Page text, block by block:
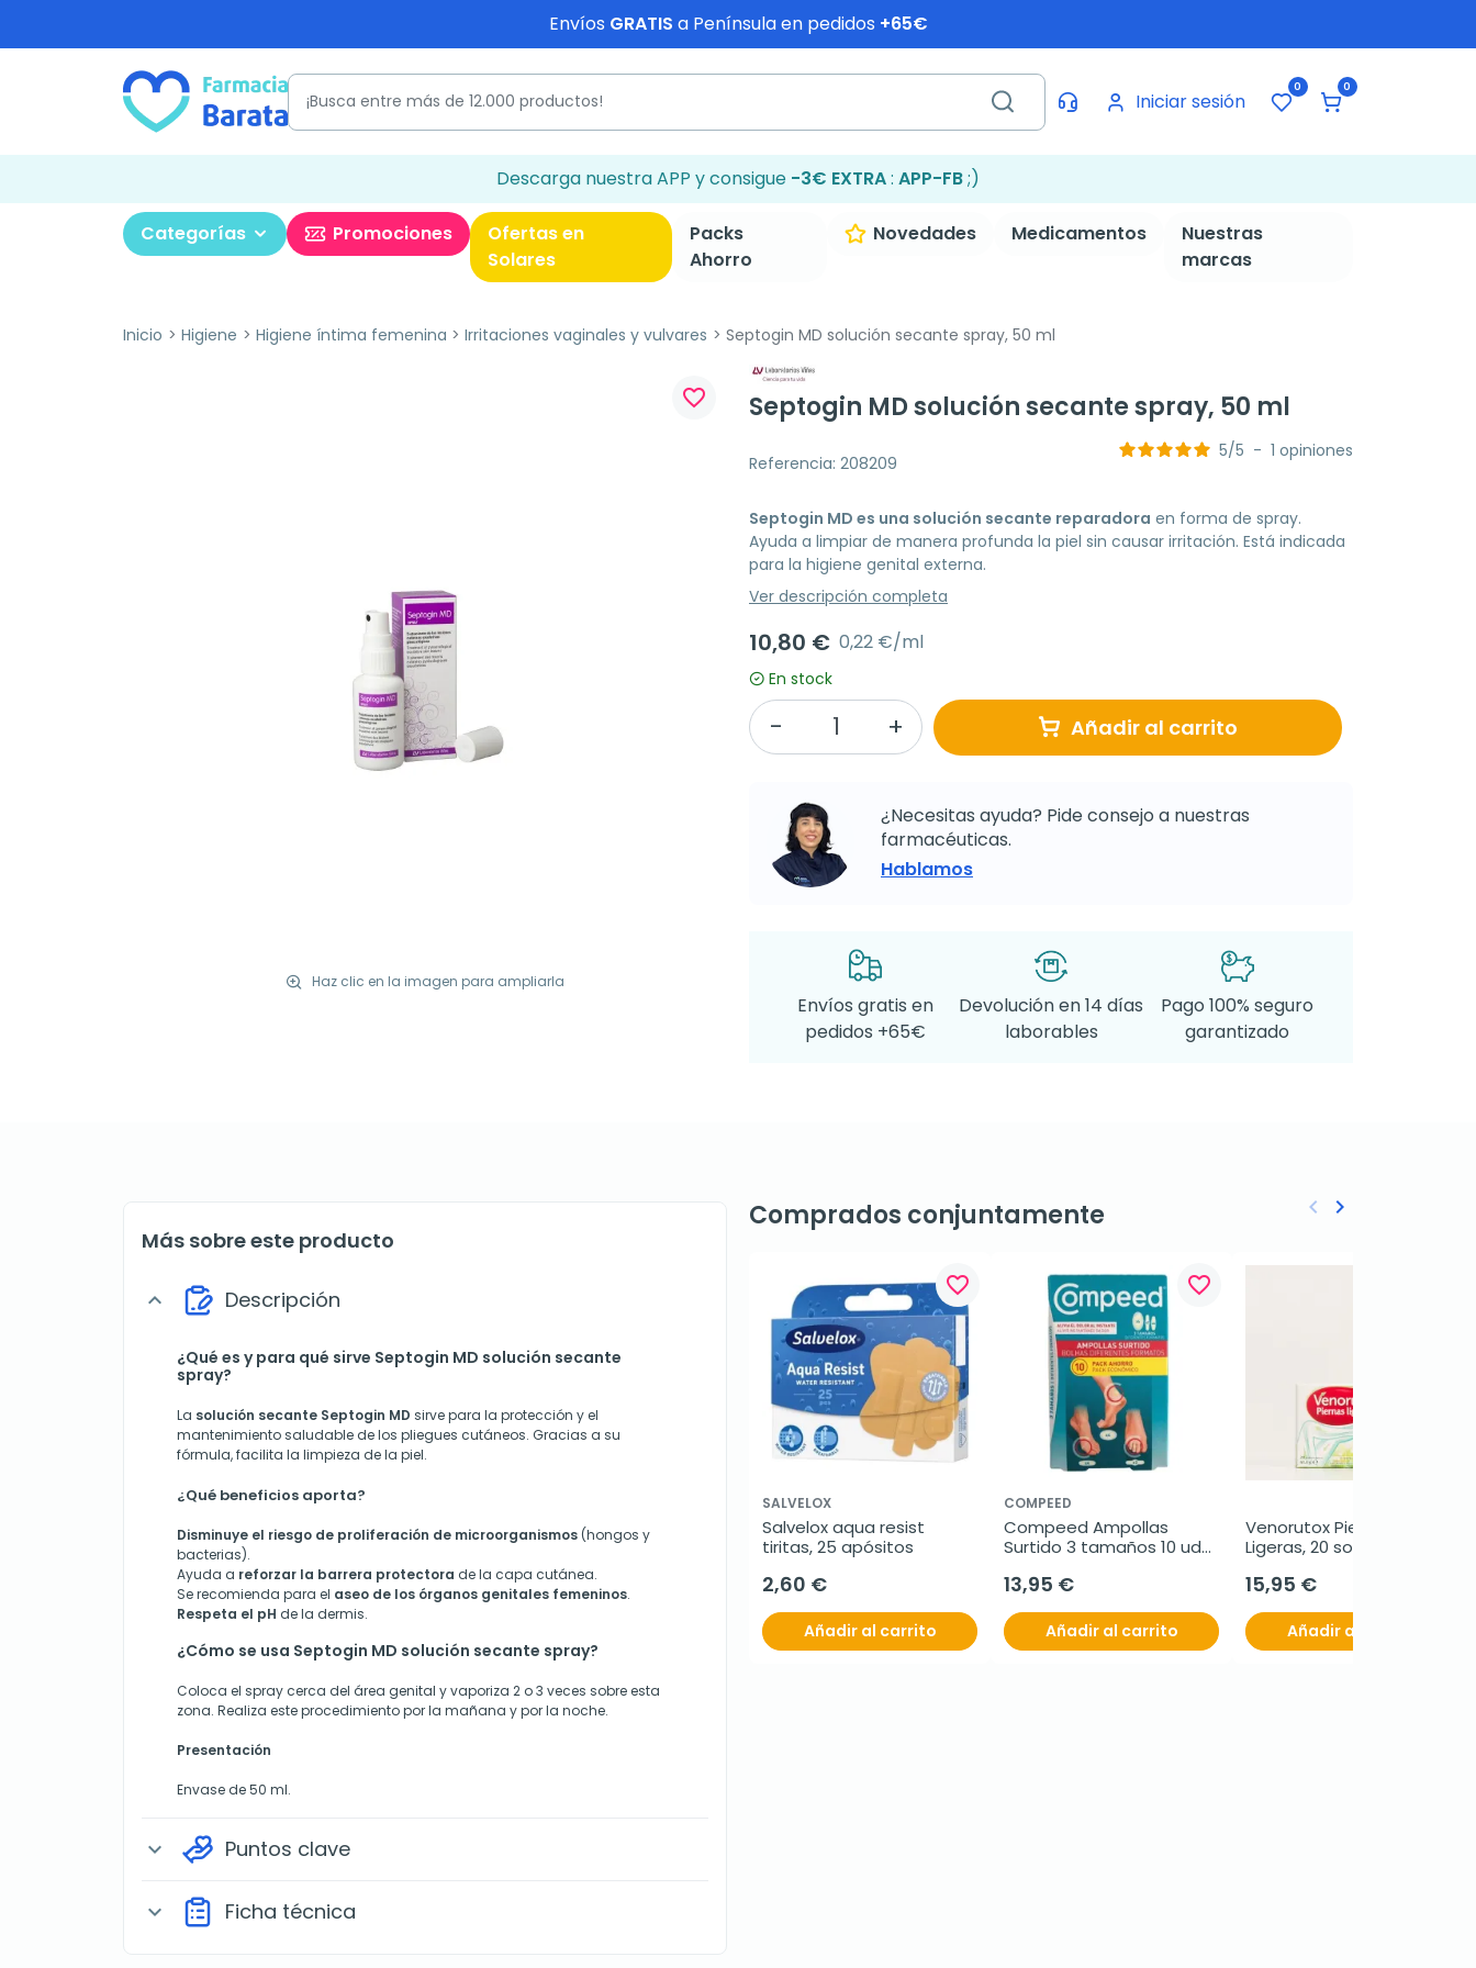
Envíos GRATIS a Península en pedidos +65€
Iniciar sesión
0 0
Descarga nuestra APP y consigue -3€ EXTRA: APP-FB;)
Categorías Promociones
Ofertas en
Solares
Packs
Ahorro
Novedades Medicamentos
Nuestras
marcas
Inicio Higiene Higiene íntima femenina Irritaciones vaginales y vulvares Septogin MD solución secante spray, 50 ml
Haz clic en la imagen para ampliarla
favorite_border Septogin MD solución secante spray, 50 ml
Referencia: 208209
5/5 - 1 opiniones
Septogin MD es una solución secante reparadora en forma de spray.
Ayuda a limpiar de manera profunda la piel sin causar irritación. Está indicada
para la higiene genital externa.
Ver descripción completa
10,80 € 0,22 €/ml
En stock
Añadir al carrito
¿Necesitas ayuda? Pide consejo a nuestras
farmacéuticas.
Hablamos
Envíos gratis en
pedidos +65€
Devolución en 14 días
laborables
Pago 100% seguro
garantizado
Más sobre este producto
expand_more Descripción
¿Qué es y para qué sirve Septogin MD solución secante
spray?
La solución secante Septogin MD sirve para la protección y el
mantenimiento saludable de los pliegues cutáneos. Gracias a su
fórmula, facilita la limpieza de la piel.
¿Qué beneficios aporta?
Disminuye el riesgo de proliferación de microorganismos (hongos y
bacterias).
Ayuda a reforzar la barrera protectora de la capa cutánea.
Se recomienda para el aseo de los órganos genitales femeninos.
Respeta el pH de la dermis.
¿Cómo se usa Septogin MD solución secante spray?
Coloca el spray cerca del área genital y vaporiza 2 o 3 veces sobre esta
zona. Realiza este procedimiento por la mañana y por la noche.
Presentación
Envase de 50 ml.
expand_more Puntos clave
expand_more Ficha técnica
Comprados conjuntamente
favorite_border
SALVELOX
Salvelox aqua resist
tiritas, 25 apósitos
2,60 €
Añadir al carrito
favorite_border
COMPEED
Compeed Ampollas
Surtido 3 tamaños 10 uds
13,95 €
Añadir al carrito
Venorutox Piernas
Ligeras, 20 sobres
15,95 €
Añadir al carrito
Anterior
keyboard_arrow_left Siguiente
keyboard_arrow_right